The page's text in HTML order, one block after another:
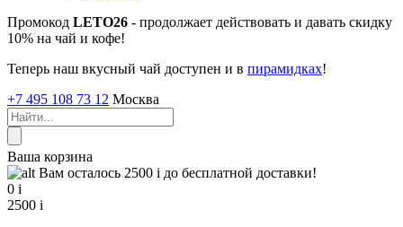
Промокод LETO26 - продолжает действовать и давать скидку
10% на чай и кофе!
Теперь наш вкусный чай доступен и в пирамидках!
+7 495 108 73 12 Москва
Ваша корзина
Вам осталось 2500 i до бесплатной доставки!
0 i
2500 i